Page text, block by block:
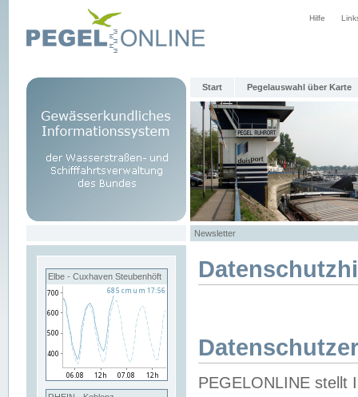
Hilfe
Start Pegelauswahl über Karte
Newsletter
Elbe - Cuxhaven Steubenhöft
PEGELONLINE stellt